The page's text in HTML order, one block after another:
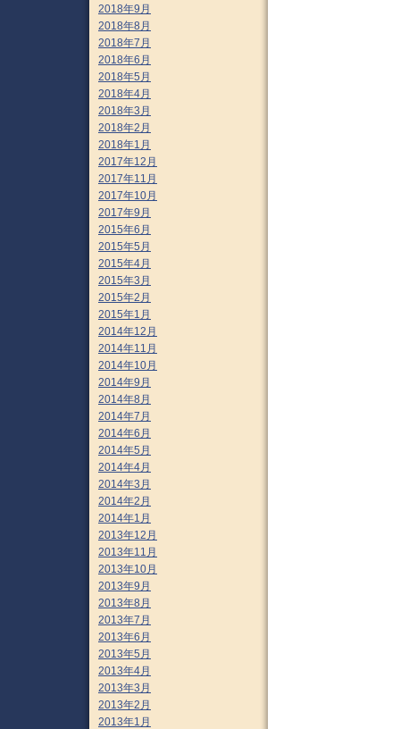
2018年9月
2018年8月
2018年7月
2018年6月
2018年5月
2018年4月
2018年3月
2018年2月
2018年1月
2017年12月
2017年11月
2017年10月
2017年9月
2015年6月
2015年5月
2015年4月
2015年3月
2015年2月
2015年1月
2014年12月
2014年11月
2014年10月
2014年9月
2014年8月
2014年7月
2014年6月
2014年5月
2014年4月
2014年3月
2014年2月
2014年1月
2013年12月
2013年11月
2013年10月
2013年9月
2013年8月
2013年7月
2013年6月
2013年5月
2013年4月
2013年3月
2013年2月
2013年1月